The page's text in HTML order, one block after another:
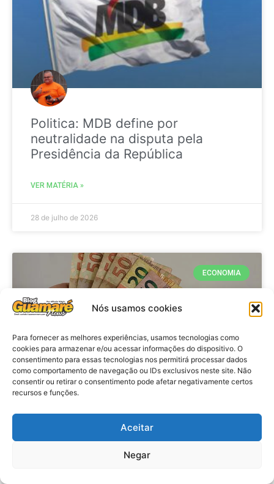
Nós usamos cookies
Para fornecer as melhores experiências, usamos tecnologias como
cookies para armazenar e/ou acessar informações do dispositivo. O
consentimento para essas tecnologias nos permitirá processar dados
como comportamento de navegação ou IDs exclusivos neste site. Não
consentir ou retirar o consentimento pode afetar negativamente certos
recursos e funções.
Aceitar
Negar
Politica: MDB define por
neutralidade na disputa pela
Presidência da República
VER MATÉRIA »
28 de julho de 2026
ECONOMIA
Economia: Beneficiários com NIS
de final 7 recebem Bolsa Família
de julho